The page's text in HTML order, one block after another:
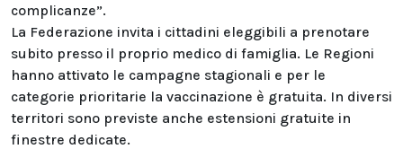
complicanze”.
La Federazione invita i cittadini eleggibili a prenotare
subito presso il proprio medico di famiglia. Le Regioni
hanno attivato le campagne stagionali e per le
categorie prioritarie la vaccinazione è gratuita. In diversi
territori sono previste anche estensioni gratuite in
finestre dedicate.